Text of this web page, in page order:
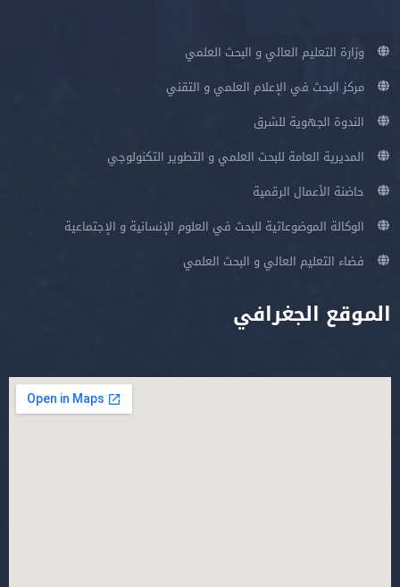
وزارة التعليم العالي و البحث العلمي
مركز البحث في الإعلام العلمي و التقني
الندوة الجهوية للشرق
المديرية العامة للبحث العلمي و التطوير التكنولوجي
حاضنة الأعمال الرقمية
الوكالة الموضوعاتية للبحث في العلوم الإنسانية و الإجتماعية
فضاء التعليم العالي و البحث العلمي
الموقع الجغرافي